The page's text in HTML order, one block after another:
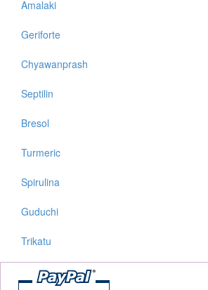
Amalaki
Geriforte
Chyawanprash
Septilin
Bresol
Turmeric
Spirulina
Guduchi
Trikatu